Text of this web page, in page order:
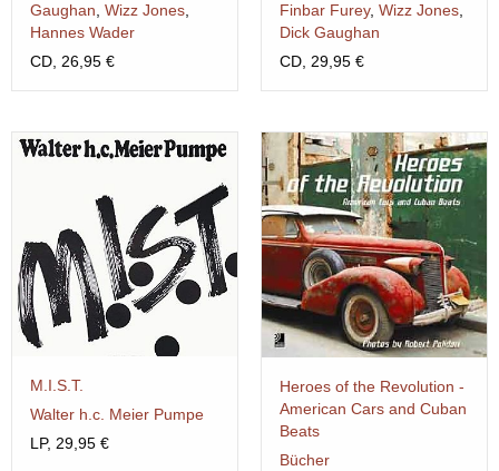
Gaughan Wizz Jones
Hannes Wader
CD, 26,95 €
Finbar Furey, Wizz Jones
Dick Gaughan
CD, 29,95 €
M.I.S.T.
Walter h.c. Meier Pumpe
LP, 29,95 €
Heroes of the Revolution -
American Cars and Cuban
Beats
Bücher